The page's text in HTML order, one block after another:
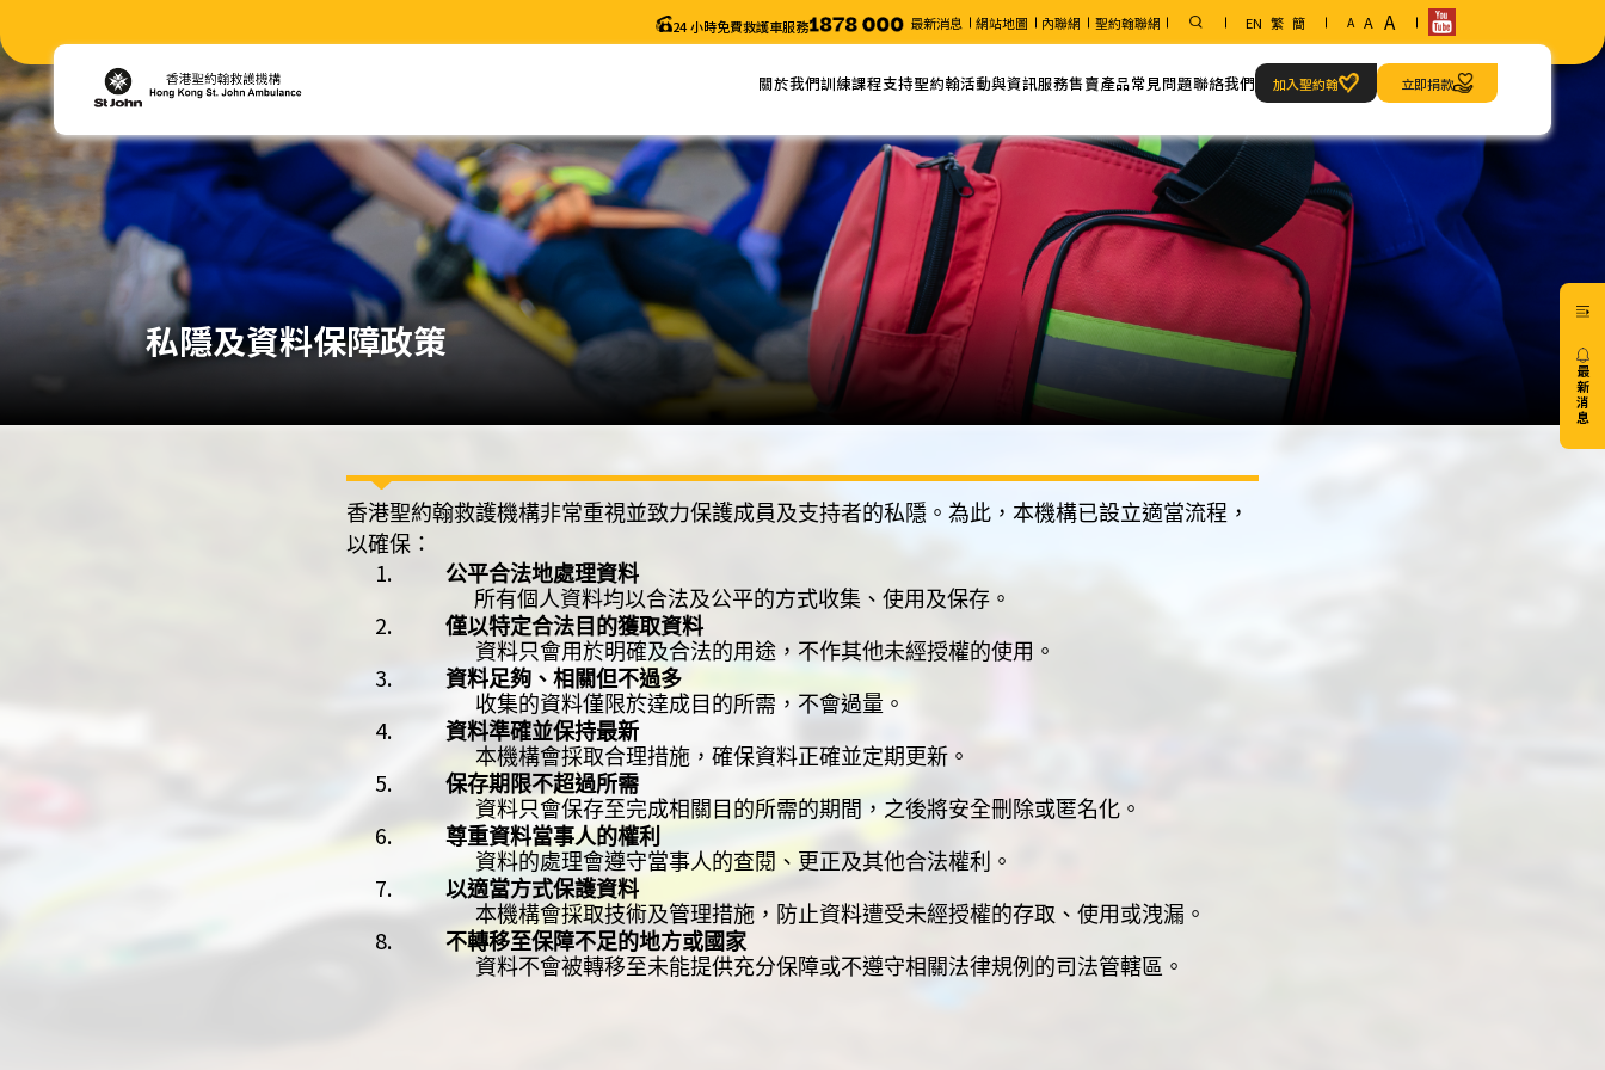
24 小時免費救護車服務 最新消息 網站地圖 內聯網 聖約翰聯網 EN 繁 簡 A A A
關於我們
主席的話
年度報告
職位空缺
訓練課程
課程列表
課程搜尋
課程時間表
颱風及暴雨安排/特別通知
更改考試日期 (「急救證書」課程)
電子表格
支持聖約翰
義工服務
活動與資訊
近期活動
聖約翰通訊
服務
申請急救當值服務
售賣產品常見問題聯絡我們
我們的地址
加入聖約翰 立即捐款
私隱及資料保障政策
香港聖約翰救護機構非常重視並致力保護成員及支持者的私隱。為此，本機構已設立適當流程，
以確保：
1.
公平合法地處理資料
所有個人資料均以合法及公平的方式收集、使用及保存。
2.
僅以特定合法目的獲取資料
資料只會用於明確及合法的用途，不作其他未經授權的使用。
3.
資料足夠、相關但不過多
收集的資料僅限於達成目的所需，不會過量。
4.
資料準確並保持最新
本機構會採取合理措施，確保資料正確並定期更新。
5.
保存期限不超過所需
資料只會保存至完成相關目的所需的期間，之後將安全刪除或匿名化。
6.
尊重資料當事人的權利
資料的處理會遵守當事人的查閱、更正及其他合法權利。
7.
以適當方式保護資料
本機構會採取技術及管理措施，防止資料遭受未經授權的存取、使用或洩漏。
8.
不轉移至保障不足的地方或國家
資料不會被轉移至未能提供充分保障或不遵守相關法律規例的司法管轄區。
最
新
消
息